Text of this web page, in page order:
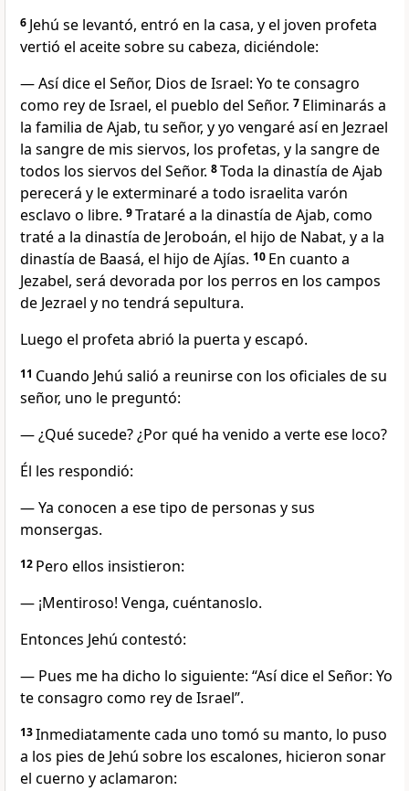
6 Jehú se levantó, entró en la casa, y el joven profeta
vertió el aceite sobre su cabeza, diciéndole:
— Así dice el Señor, Dios de Israel: Yo te consagro
como rey de Israel, el pueblo del Señor. 7 Eliminarás a
la familia de Ajab, tu señor, y yo vengaré así en Jezrael
la sangre de mis siervos, los profetas, y la sangre de
todos los siervos del Señor. 8Toda la dinastía de Ajab
perecerá y le exterminaré a todo israelita varón
esclavo o libre. 9Trataré a la dinastía de Ajab, como
traté a la dinastía de Jeroboán, el hijo de Nabat, y a la
dinastía de Baasá, el hijo de Ajías. 10 En cuanto a
Jezabel, será devorada por los perros en los campos
de Jezrael y no tendrá sepultura.
Luego el profeta abrió la puerta y escapó.
11 Cuando Jehú salió a reunirse con los oficiales de su
señor, uno le preguntó:
— ¿Qué sucede? ¿Por qué ha venido a verte ese loco?
Él les respondió:
— Ya conocen a ese tipo de personas y sus
monsergas.
12 Pero ellos insistieron:
— ¡Mentiroso! Venga, cuéntanoslo.
Entonces Jehú contestó:
— Pues me ha dicho lo siguiente: “Así dice el Señor: Yo
te consagro como rey de Israel”.
13Inmediatamente cada uno tomó su manto, lo puso
a los pies de Jehú sobre los escalones, hicieron sonar
el cuerno y aclamaron: